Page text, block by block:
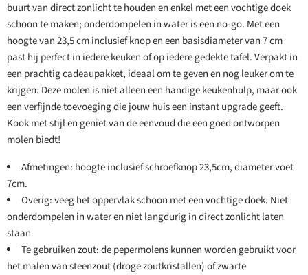
buurt van direct zonlicht te houden en enkel met een vochtige doek
schoon te maken; onderdompelen in water is een no-go. Met een
hoogte van 23,5 cm inclusief knop en een basisdiameter van 7 cm
past hij perfect in iedere keuken of op iedere gedekte tafel. Verpakt in
een prachtig cadeaupakket, ideaal om te geven en nog leuker om te
krijgen. Deze molen is niet alleen een handige keukenhulp, maar ook
een verfijnde toevoeging die jouw huis een instant upgrade geeft.
Kook met stijl en geniet van de eenvoud die een goed ontworpen
molen biedt!
Afmetingen: hoogte inclusief schroefknop 23,5cm, diameter voet
7cm.
Overig: veeg het oppervlak schoon met een vochtige doek. Niet
onderdompelen in water en niet langdurig in direct zonlicht laten
staan
Te gebruiken zout: de pepermolens kunnen worden gebruikt voor
het malen van steenzout (droge zoutkristallen) of zwarte